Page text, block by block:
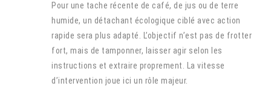
Pour une tache récente de café, de jus ou de terre
humide, un détachant écologique ciblé avec action
rapide sera plus adapté. L’objectif n’est pas de frotter
fort, mais de tamponner, laisser agir selon les
instructions et extraire proprement. La vitesse
d’intervention joue ici un rôle majeur.